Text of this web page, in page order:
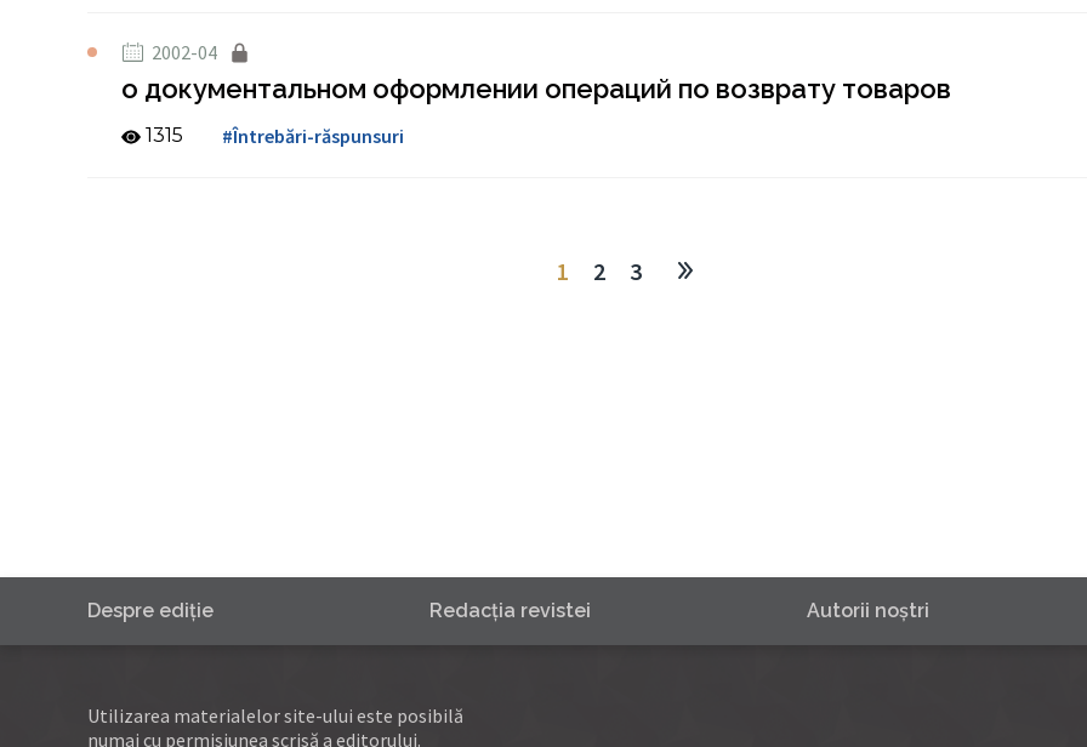
2002-04
о документальном оформлении операций по возврату товаров
1315 #Întrebări-răspunsuri
1 2 3
Despre ediţie Redacţia revistei Autorii noştri
Utilizarea materialelor site-ului este posibilă
numai cu permisiunea scrisă a editorului.